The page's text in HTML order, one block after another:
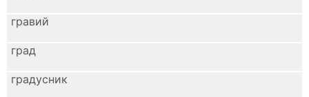
гравий
град
градусник